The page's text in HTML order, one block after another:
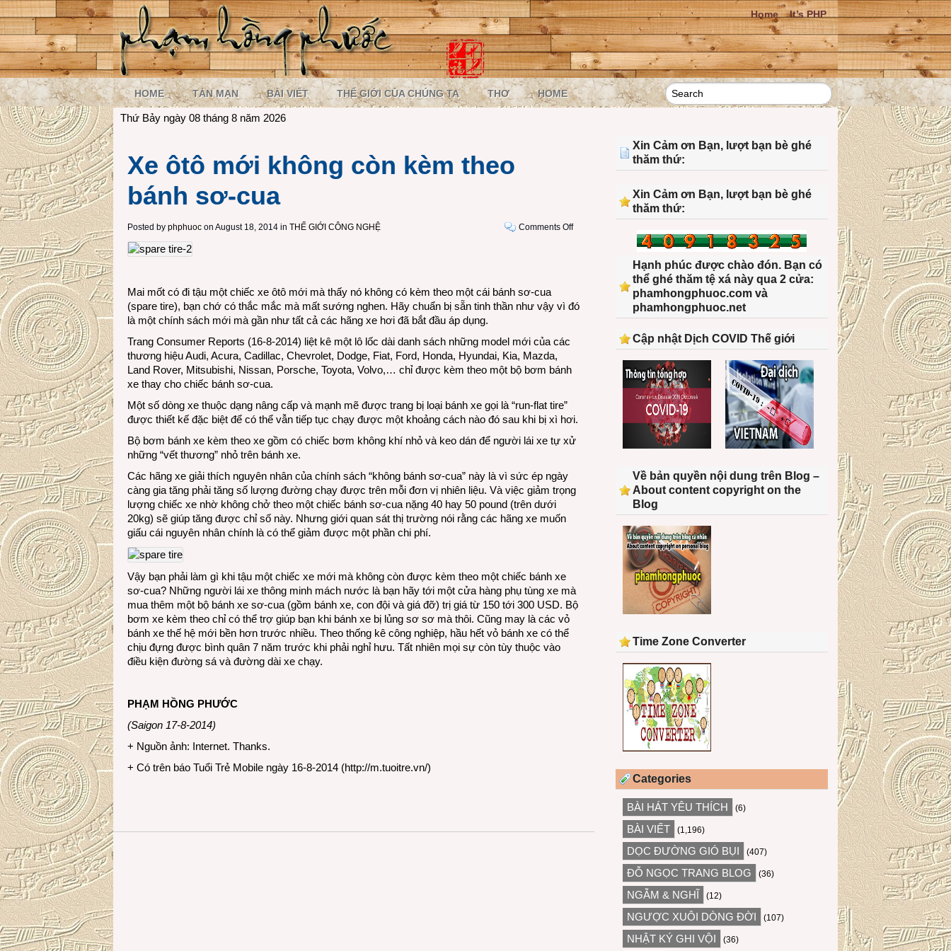
Home It’s PHP
HOME TẢN MẠN BÀI VIẾT THẾ GIỚI CỦA CHÚNG TA THƠ HOME
Thứ Bảy ngày 08 tháng 8 năm 2026
Xe ôtô mới không còn kèm theo
bánh sơ-cua
Posted by phphuoc on August 18, 2014 in THẾ GIỚI CÔNG NGHỆ Comments Offon
kèm
Mai mốt có đi tậu một chiếc xe ôtô mới mà thấy nó không có kèm theo một cái bánh sơ-cua
(spare tire), bạn chớ có thắc mắc mà mất sướng nghen. Hãy chuẩn bị sẵn tinh thần như vậy vì đó
là một chính sách mới mà gần như tất cả các hãng xe hơi đã bắt đầu áp dụng.
Trang Consumer Reports (16-8-2014) liệt kê một lô lốc dài danh sách những model mới của các
thương hiệu Audi, Acura, Cadillac, Chevrolet, Dodge, Fiat, Ford, Honda, Hyundai, Kia, Mazda,
Land Rover, Mitsubishi, Nissan, Porsche, Toyota, Volvo,… chỉ được kèm theo một bộ bơm bánh
xe thay cho chiếc bánh sơ-cua.
Một số dòng xe thuộc dạng nâng cấp và mạnh mẽ được trang bị loại bánh xe gọi là “run-flat tire”
được thiết kế đặc biệt để có thể vẫn tiếp tục chạy được một khoảng cách nào đó sau khi bị xì hơi.
Bộ bơm bánh xe kèm theo xe gồm có chiếc bơm không khí nhỏ và keo dán để người lái xe tự xử
những “vết thương” nhỏ trên bánh xe.
Các hãng xe giải thích nguyên nhân của chính sách “không bánh sơ-cua” này là vì sức ép ngày
càng gia tăng phải tăng số lượng đường chạy được trên mỗi đơn vị nhiên liệu. Và việc giảm trọng
lượng chiếc xe nhờ không chở theo một chiếc bánh sơ-cua nặng 40 hay 50 pound (trên dưới
20kg) sẽ giúp tăng được chỉ số này. Nhưng giới quan sát thị trường nói rằng các hãng xe muốn
giấu cái nguyên nhân chính là có thể giảm được một phần chi phí.
Vậy bạn phải làm gì khi tậu một chiếc xe mới mà không còn được kèm theo một chiếc bánh xe
sơ-cua? Những người lái xe thông minh mách nước là bạn hãy tới một cửa hàng phụ tùng xe mà
mua thêm một bộ bánh xe sơ-cua (gồm bánh xe, con đội và giá đỡ) trị giá từ 150 tới 300 USD. Bộ
bơm xe kèm theo chỉ có thể trợ giúp bạn khi bánh xe bị lủng sơ sơ mà thôi. Cũng may là các vỏ
bánh xe thế hệ mới bền hơn trước nhiều. Theo thống kê công nghiệp, hầu hết vỏ bánh xe có thể
chịu đựng được bình quân 7 năm trước khi phải nghỉ hưu. Tất nhiên mọi sự còn tùy thuộc vào
điều kiện đường sá và đường dài xe chạy.
PHẠM HỒNG PHƯỚC
(Saigon 17-8-2014)
+ Nguồn ảnh: Internet. Thanks.
+ Có trên báo Tuổi Trẻ Mobile ngày 16-8-2014 (http://m.tuoitre.vn/)
Xin Cảm ơn Bạn, lượt bạn bè ghé
thăm thứ:
Xin Cảm ơn Bạn, lượt bạn bè ghé
thăm thứ:
Hạnh phúc được chào đón. Bạn có
thể ghé thăm tệ xá này qua 2 cửa:
phamhongphuoc.com và
phamhongphuoc.net
Cập nhật Dịch COVID Thế giới
Về bản quyền nội dung trên Blog –
About content copyright on the
Blog
Time Zone Converter
Categories
BÀI HÁT YÊU THÍCH (6)
BÀI VIẾT (1,196)
DỌC ĐƯỜNG GIÓ BỤI (407)
ĐỖ NGỌC TRANG BLOG (36)
NGẪM & NGHĨ (12)
NGƯỢC XUÔI DÒNG ĐỜI (107)
NHẬT KÝ GHI VỘI (36)